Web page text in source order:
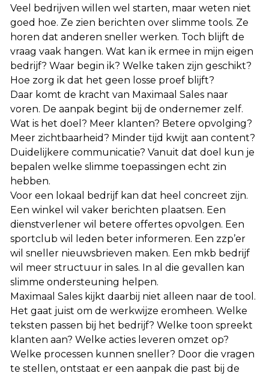
Veel bedrijven willen wel starten, maar weten niet
goed hoe. Ze zien berichten over slimme tools. Ze
horen dat anderen sneller werken. Toch blijft de
vraag vaak hangen. Wat kan ik ermee in mijn eigen
bedrijf? Waar begin ik? Welke taken zijn geschikt?
Hoe zorg ik dat het geen losse proef blijft?
Daar komt de kracht van Maximaal Sales naar
voren. De aanpak begint bij de ondernemer zelf.
Wat is het doel? Meer klanten? Betere opvolging?
Meer zichtbaarheid? Minder tijd kwijt aan content?
Duidelijkere communicatie? Vanuit dat doel kun je
bepalen welke slimme toepassingen echt zin
hebben.
Voor een lokaal bedrijf kan dat heel concreet zijn.
Een winkel wil vaker berichten plaatsen. Een
dienstverlener wil betere offertes opvolgen. Een
sportclub wil leden beter informeren. Een zzp’er
wil sneller nieuwsbrieven maken. Een mkb bedrijf
wil meer structuur in sales. In al die gevallen kan
slimme ondersteuning helpen.
Maximaal Sales kijkt daarbij niet alleen naar de tool.
Het gaat juist om de werkwijze eromheen. Welke
teksten passen bij het bedrijf? Welke toon spreekt
klanten aan? Welke acties leveren omzet op?
Welke processen kunnen sneller? Door die vragen
te stellen, ontstaat er een aanpak die past bij de